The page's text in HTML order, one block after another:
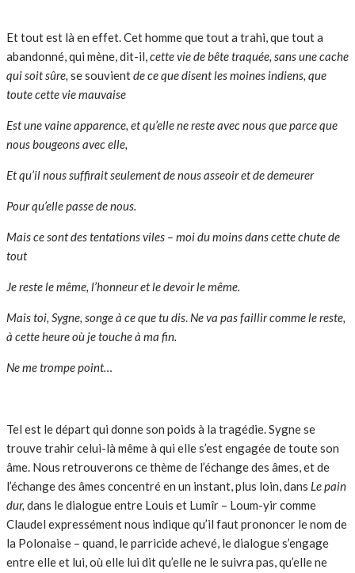
Et tout est là en effet. Cet homme que tout a trahi, que tout a
abandonné, qui mène, dit-il,cette vie de bête traquée, sans une cache
qui soit sûre, se souvientde ce que disent les moines indiens, que
toute cette vie mauvaise
Est une vaine apparence, et qu’elle ne reste avec nous que parce que
nous bougeons avec elle,
Et qu’il nous suffirait seulement de nous asseoir et de demeurer
Pour qu’elle passe de nous.
Mais ce sont des tentations viles – moi du moins dans cette chute de
tout
Je reste le même, l’honneur et le devoir le même.
Mais toi, Sygne, songe à ce que tu dis. Ne va pas faillir comme le reste,
à cette heure où je touche à ma fin.
Ne me trompe point…
Tel est le départ qui donne son poids à la tragédie. Sygne se
trouve trahir celui-là même à qui elle s’est engagée de toute son
âme. Nous retrouverons ce thème de l’échange des âmes, et de
l’échange des âmes concentré en un instant, plus loin, dans Le pain
dur, dans le dialogue entre Louis et Lumîr – Loum-yir comme
Claudel expressément nous indique qu’il faut prononcer le nom de
la Polonaise – quand, le parricide achevé, le dialogue s’engage
entre elle et lui, où elle lui dit qu’elle ne le suivra pas, qu’elle ne